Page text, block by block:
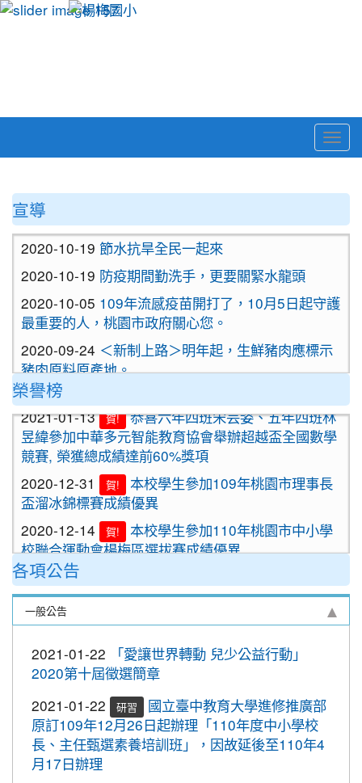
宣導
2020-10-19節水抗旱全民一起來
2020-10-19 防疫期間勤洗手，更要關緊水龍頭
2020-10-05 109年流感疫苗開打了，10月5日起守護
最重要的人，桃園市政府關心您。
2020-09-24 ＜新制上路＞明年起，生鮮豬肉應標示
豬肉原料原產地。
2020-09-24
原料原產地。
2020-09-24＜新制上路＞明年起，貢丸水餃等應標
示豬肉原料原產地
2020-09-09
重要
『109年國家防災日演習』地震速
報演練，臨震應變「趴下、掩護、穩住」
『Earthquake Disaster Drill』
2020-09-08 重要
車子在走，駕照要有。 交通部及
桃園市政府關心您！
2020-09-08 重要
停一下海闊天空，讓一下保百年
身。 交通部及桃園市政府關心您！
2020-09-08
重要
清晨夜晚穿亮衣，運動散步才放
心。 交通部與桃園市政府關心您！
節水抗旱全民一起來
2020-10-19防疫期間勤洗手，更要關緊水龍頭
2020-10-05109年流感疫苗開打了，10月5日起守護
最重要的人，桃園市政府關心您。
榮譽榜
2021-01-13 賀!
恭喜六年四班宋芸姿、五年四班林
昱緯參加中華多元智能教育協會舉辦超越盃全國數學
競賽, 榮獲總成績達前60%獎項
2020-12-31
賀!
本校學生參加109年桃園市理事長
盃溜冰錦標賽成績優異
2020-12-14
賀!
本校學生參加110年桃園市中小學
校聯合運動會楊梅區選拔賽成績優異
2020-12-10
園圍棋對抗賽 成績優異
2020-11-17
本校學生參加臺北市109年第38屆
2020-11-16 賀!
恭賀本校六年四班學生林恩如參加
桃園市109年度「3Q達人故事甄選活動」，榮獲EQ
類(國小組)第二名
2020-11-06 賀!
本校學生參加2020年壢運盃羽球錦
標賽成績優異
各項公告
一般公告
2021-01-22
「愛讓世界轉動 兒少公益行動」
2020第十屆徵選簡章
2021-01-22
研習
國立臺中教育大學進修推廣部
原訂109年12月26日起辦理「110年度中小學校
長、主任甄選素養培訓班」，因故延後至110年4
月17日辦理